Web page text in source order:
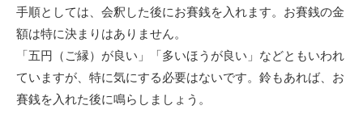
手順としては、会釈した後にお賽銭を入れます。お賽銭の金
額は特に決まりはありません。
「五円（ご縁）が良い」「多いほうが良い」などともいわれ
ていますが、特に気にする必要はないです。鈴もあれば、お
賽銭を入れた後に鳴らしましょう。